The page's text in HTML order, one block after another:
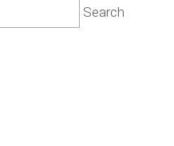
Search